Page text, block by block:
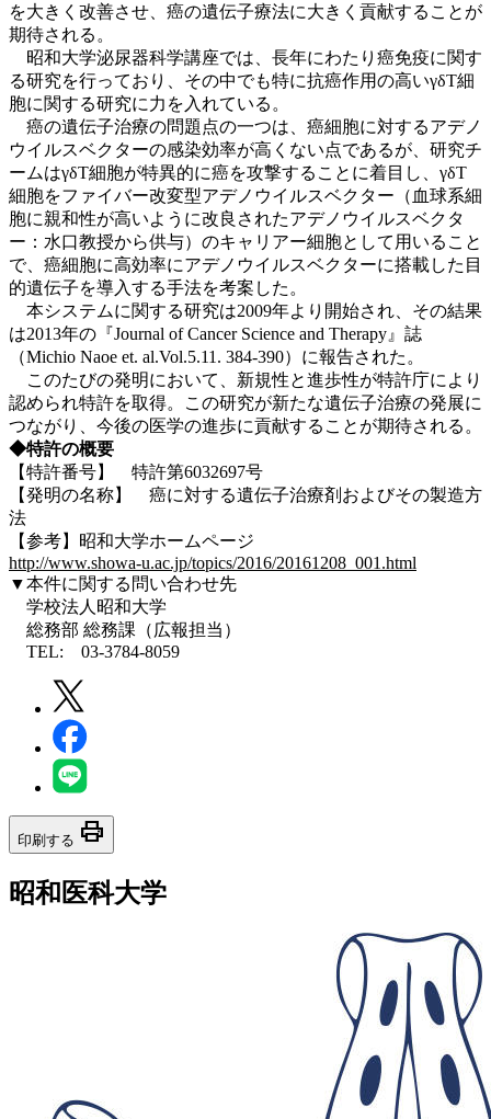
を大きく改善させ、癌の遺伝子療法に大きく貢献することが
期待される。
昭和大学泌尿器科学講座では、長年にわたり癌免疫に関す
る研究を行っており、その中でも特に抗癌作用の高いγδT細
胞に関する研究に力を入れている。
癌の遺伝子治療の問題点の一つは、癌細胞に対するアデノ
ウイルスベクターの感染効率が高くない点であるが、研究チ
ームはγδT細胞が特異的に癌を攻撃することに着目し、γδT
細胞をファイバー改変型アデノウイルスベクター（血球系細
胞に親和性が高いように改良されたアデノウイルスベクタ
ー：水口教授から供与）のキャリアー細胞として用いること
で、癌細胞に高効率にアデノウイルスベクターに搭載した目
的遺伝子を導入する手法を考案した。
本システムに関する研究は2009年より開始され、その結果
は2013年の『Journal of Cancer Science and Therapy』誌
（Michio Naoe et. al.Vol.5.11. 384-390）に報告された。
このたびの発明において、新規性と進歩性が特許庁により
認められ特許を取得。この研究が新たな遺伝子治療の発展に
つながり、今後の医学の進歩に貢献することが期待される。
◆特許の概要
【特許番号】 特許第6032697号
【発明の名称】 癌に対する遺伝子治療剤およびその製造方
法
【参考】昭和大学ホームページ
http://www.showa-u.ac.jp/topics/2016/20161208_001.html
▼本件に関する問い合わせ先
学校法人昭和大学
総務部 総務課（広報担当）
TEL: 03-3784-8059
印刷する print
昭和医科大学